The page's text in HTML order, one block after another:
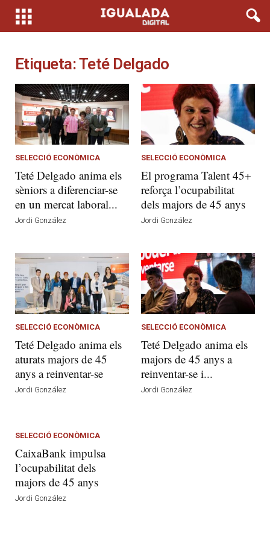
Etiqueta: Teté Delgado
SELECCIÓ ECONÒMICA
Teté Delgado anima els
sèniors a diferenciar-se
en un mercat laboral...
Jordi González
SELECCIÓ ECONÒMICA
El programa Talent 45+
reforça l’ocupabilitat
dels majors de 45 anys
Jordi González
SELECCIÓ ECONÒMICA
Teté Delgado anima els
aturats majors de 45
anys a reinventar-se
Jordi González
SELECCIÓ ECONÒMICA
Teté Delgado anima els
majors de 45 anys a
reinventar-se i...
Jordi González
SELECCIÓ ECONÒMICA
CaixaBank impulsa
l’ocupabilitat dels
majors de 45 anys
Jordi González